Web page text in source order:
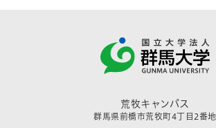
荒牧キャンパス
群馬県前橋市荒牧町4丁目2番地